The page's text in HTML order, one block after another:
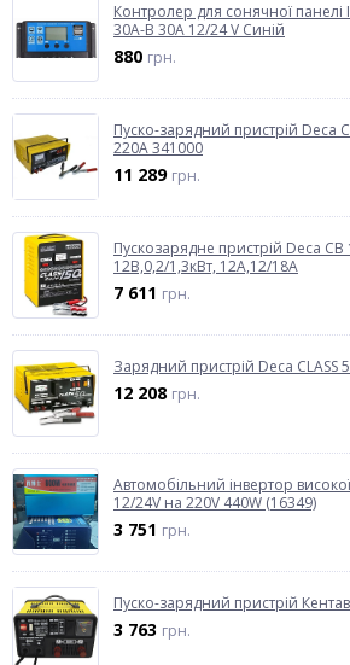
Контролер для сонячної панелі
30A-B 30A 12/24 V Синій
880 грн.
Пуско-зарядний пристрій Deca
220A 341000
11 289 грн.
Пускозарядне пристрій Deca CB
12В,0,2/1,3кВт, 12А,12/18А
7 611 грн.
Зарядний пристрій Deca CLASS
12 208 грн.
Автомобільний інвертор
12/24V на 220V 440W (16349)
3 751 грн.
Пуско-зарядний пристрій
3 763 грн.